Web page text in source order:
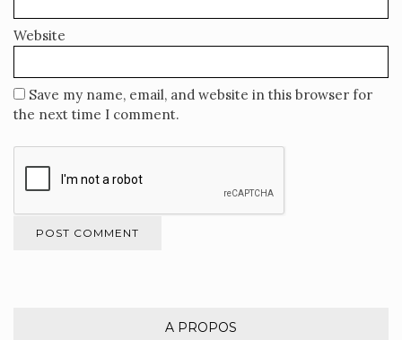
Website
Save my name, email, and website in this browser for
the next time I comment.
A PROPOS